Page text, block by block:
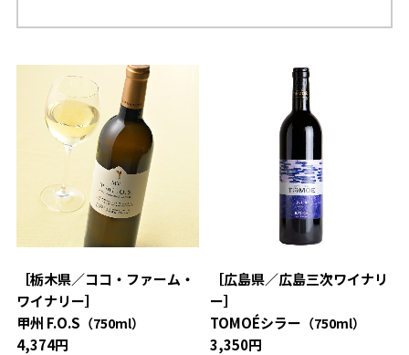
［栃木県／ココ・ファーム・
ワイナリー］
甲州 F.O.S （750ml）
4,374円
［広島県／広島三次ワイナリ
ー］
TOMOÉシラー （750ml）
3,350円